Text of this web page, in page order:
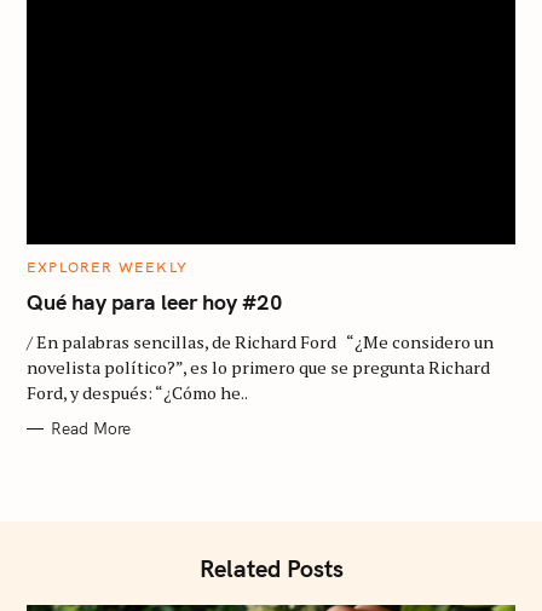
C
T
E
O
I
E
EXPLORER WEEKLY
Qué hay para leer hoy #20
/ En palabras sencillas, de Richard Ford “¿Me considero un
novelista político?”, es lo primero que se pregunta Richard
Ford, y después: “¿Cómo he..
Read More
Related Posts